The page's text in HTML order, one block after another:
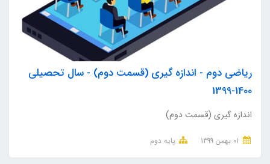
ریاضی دوم - اندازه گیری (قسمت دوم) - سال تحصیلی
1400-1399
اندازه گیری (قسمت دوم)
پایه دوم